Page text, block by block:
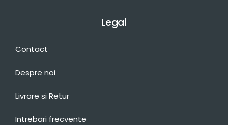
Legal
Contact
Despre noi
Livrare si Retur
Intrebari frecvente